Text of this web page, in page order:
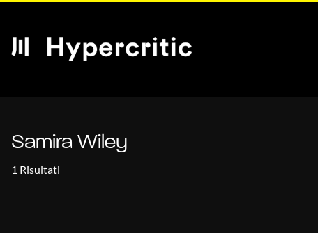
Samira Wiley
1 Risultati